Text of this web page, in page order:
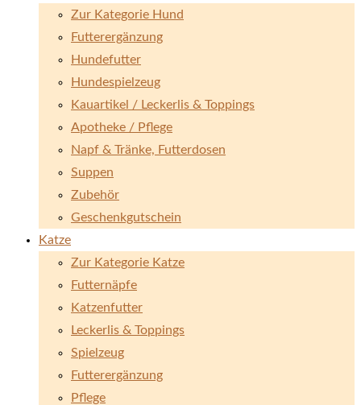
Zur Kategorie Hund
Futterergänzung
Hundefutter
Hundespielzeug
Kauartikel / Leckerlis & Toppings
Apotheke / Pflege
Napf & Tränke, Futterdosen
Suppen
Zubehör
Geschenkgutschein
Katze
Zur Kategorie Katze
Futternäpfe
Katzenfutter
Leckerlis & Toppings
Spielzeug
Futterergänzung
Pflege